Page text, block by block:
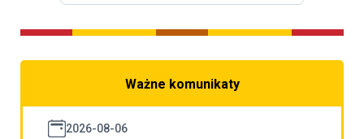
Ważne komunikaty
2026-08-06